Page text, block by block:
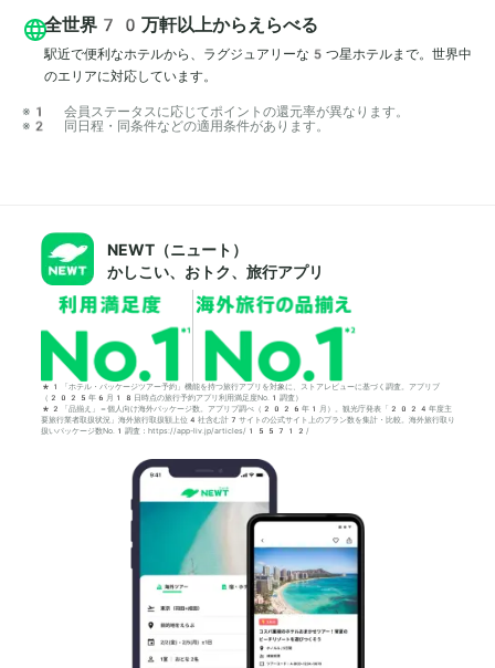
全世界70万軒以上からえらべる
駅近で便利なホテルから、ラグジュアリーな5つ星ホテルまで。世界中
のエリアに対応しています。
※1 会員ステータスに応じてポイントの還元率が異なります。
※2 同日程・同条件などの適用条件があります。
NEWT（ニュート）
かしこい、おトク、旅行アプリ
*1「ホテル・パッケージツアー予約」機能を持つ旅行アプリを対象に、ストアレビューに基づく調査。アプリブ
（2025年6月18日時点の旅行予約アプリ利用満足度No.1調査）
*2「品揃え」＝個人向け海外パッケージ数。アプリブ調べ（2026年1月）。観光庁発表「2024年度主
要旅行業者取扱状況」海外旅行取扱額上位4社含む計7サイトの公式サイト上のプラン数を集計・比較。海外旅行取り
扱いパッケージ数No.1調査：https://app-liv.jp/articles/155712/